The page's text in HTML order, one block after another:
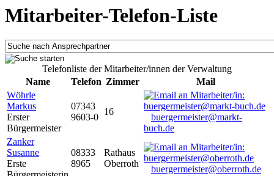
Mitarbeiter-Telefon-Liste
Telefonliste der Mitarbeiter/innen der Verwaltung
Name
Telefon Zimmer
Mail
Wöhrle
Markus
Erster
Bürgermeister
07343
9603-0
16
buergermeister@markt-
buch.de
Zanker
Susanne
Erste
08333
8965
Rathaus
Oberroth
buergermeister@oberroth.de